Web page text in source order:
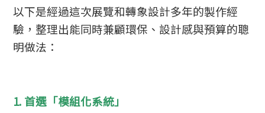
以下是經過這次展覽和轉象設計多年的製作經
驗，整理出能同時兼顧環保、設計感與預算的聰
明做法：
1. 首選「模組化系統」